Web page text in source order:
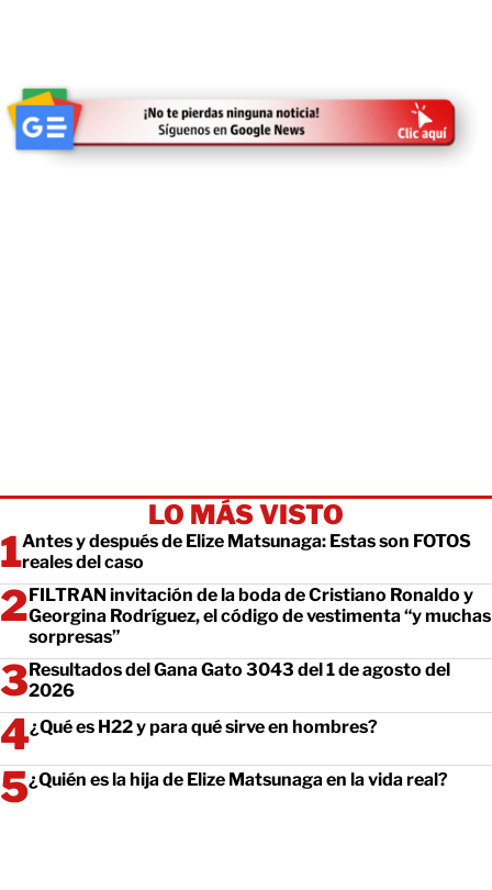
LO MÁS VISTO
Antes y después de Elize Matsunaga: Estas son FOTOS
reales del caso
FILTRAN invitación de la boda de Cristiano Ronaldo y
Georgina Rodríguez, el código de vestimenta “y muchas
sorpresas”
Resultados del Gana Gato 3043 del 1 de agosto del
2026
¿Qué es H22 y para qué sirve en hombres?
¿Quién es la hija de Elize Matsunaga en la vida real?